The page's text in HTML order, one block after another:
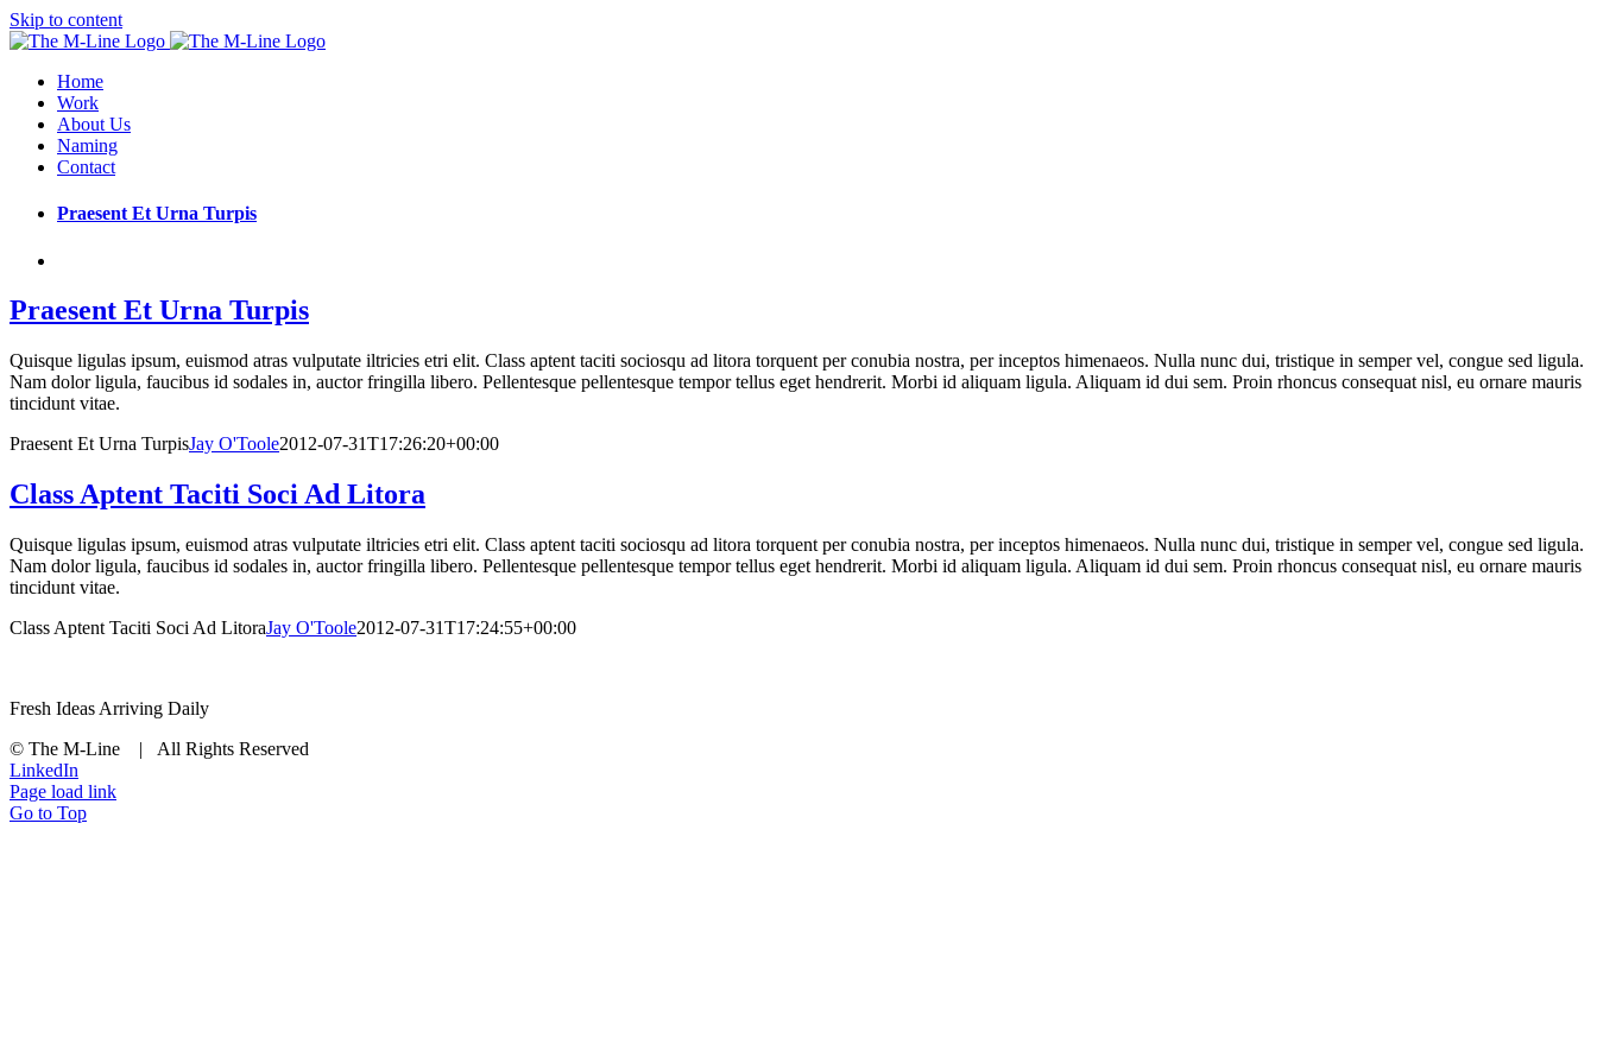
Skip to content
Home
Work
About Us
Naming
Contact
Praesent Et Urna Turpis
Praesent Et Urna Turpis
Quisque ligulas ipsum, euismod atras vulputate iltricies etri elit. Class aptent taciti sociosqu ad litora torquent per conubia nostra, per inceptos himenaeos. Nulla nunc dui, tristique in semper vel, congue sed ligula.
Nam dolor ligula, faucibus id sodales in, auctor fringilla libero. Pellentesque pellentesque tempor tellus eget hendrerit. Morbi id aliquam ligula. Aliquam id dui sem. Proin rhoncus consequat nisl, eu ornare mauris
tincidunt vitae.
Praesent Et Urna TurpisJay O'Toole2012-07-31T17:26:20+00:00
Class Aptent Taciti Soci Ad Litora
Quisque ligulas ipsum, euismod atras vulputate iltricies etri elit. Class aptent taciti sociosqu ad litora torquent per conubia nostra, per inceptos himenaeos. Nulla nunc dui, tristique in semper vel, congue sed ligula.
Nam dolor ligula, faucibus id sodales in, auctor fringilla libero. Pellentesque pellentesque tempor tellus eget hendrerit. Morbi id aliquam ligula. Aliquam id dui sem. Proin rhoncus consequat nisl, eu ornare mauris
tincidunt vitae.
Class Aptent Taciti Soci Ad LitoraJay O'Toole2012-07-31T17:24:55+00:00
Fresh Ideas Arriving Daily
© The M-Line | All Rights Reserved
LinkedIn
Page load link
Go to Top